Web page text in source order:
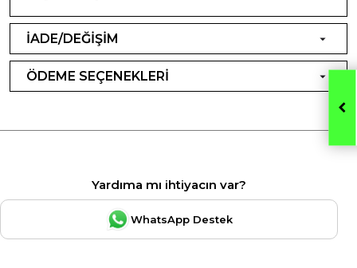
İADE/DEĞİŞİM
ÖDEME SEÇENEKLERİ
Yardıma mı ihtiyacın var?
WhatsApp Destek